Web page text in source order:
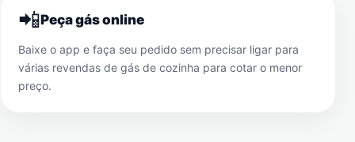
📲Peça gás online
Baixe o app e faça seu pedido sem precisar ligar para
várias revendas de gás de cozinha para cotar o menor
preço.